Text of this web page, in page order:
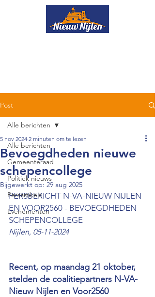
Post
Alle berichten
Gemeenteraad
Politiek nieuws
Persartikels
Evenementen
Alle berichten
Bevoegdheden nieuwe
schepencollege
5 nov 2024 2 minuten om te lezen
Bijgewerkt op: 29 aug 2025
PERSBERICHT N-VA-NIEUW NIJLEN
EN VOOR2560 - BEVOEGDHEDEN
SCHEPENCOLLEGE
Nijlen, 05-11-2024
Recent, op maandag 21 oktober,
stelden de coalitiepartners N-VA-
Nieuw Nijlen en Voor2560